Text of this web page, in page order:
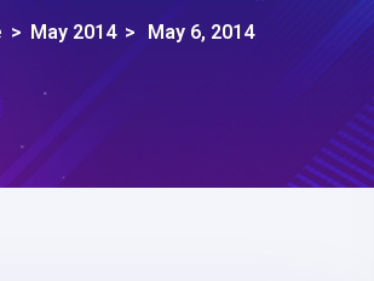
> May 2014 > May 6, 2014